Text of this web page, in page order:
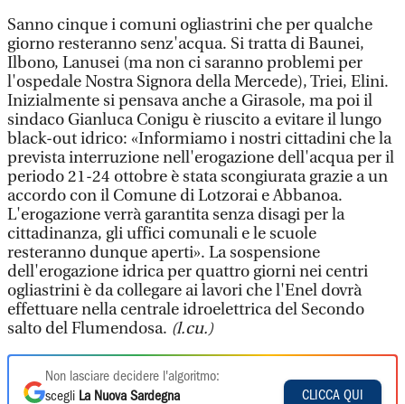
Sanno cinque i comuni ogliastrini che per qualche
giorno resteranno senz'acqua. Si tratta di Baunei,
Ilbono, Lanusei (ma non ci saranno problemi per
l'ospedale Nostra Signora della Mercede), Triei, Elini.
Inizialmente si pensava anche a Girasole, ma poi il
sindaco Gianluca Conigu è riuscito a evitare il lungo
black-out idrico: «Informiamo i nostri cittadini che la
prevista interruzione nell'erogazione dell'acqua per il
periodo 21-24 ottobre è stata scongiurata grazie a un
accordo con il Comune di Lotzorai e Abbanoa.
L'erogazione verrà garantita senza disagi per la
cittadinanza, gli uffici comunali e le scuole
resteranno dunque aperti». La sospensione
dell'erogazione idrica per quattro giorni nei centri
ogliastrini è da collegare ai lavori che l'Enel dovrà
effettuare nella centrale idroelettrica del Secondo
salto del Flumendosa. (l.cu.)
Non lasciare decidere l'algoritmo:
scegli La Nuova Sardegna
CLICCA QUI